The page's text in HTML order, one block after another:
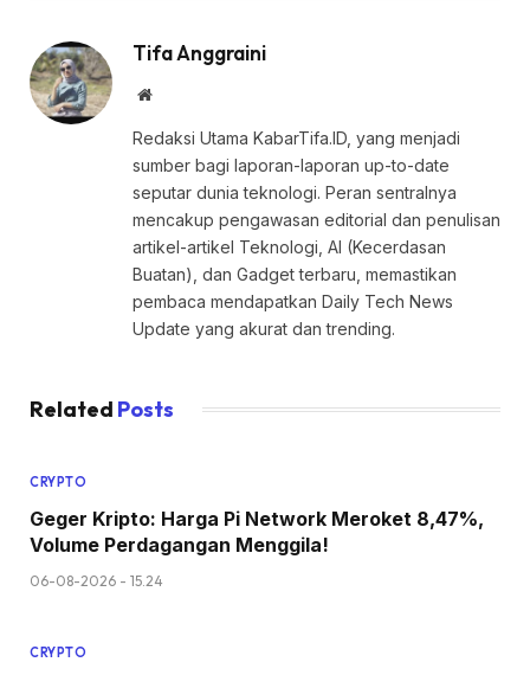
Tifa Anggraini
Website
Redaksi Utama KabarTifa.ID, yang menjadi
sumber bagi laporan-laporan up-to-date
seputar dunia teknologi. Peran sentralnya
mencakup pengawasan editorial dan penulisan
artikel-artikel Teknologi, AI (Kecerdasan
Buatan), dan Gadget terbaru, memastikan
pembaca mendapatkan Daily Tech News
Update yang akurat dan trending.
Related Posts
CRYPTO
Geger Kripto: Harga Pi Network Meroket 8,47%,
Volume Perdagangan Menggila!
06-08-2026 - 15.24
CRYPTO